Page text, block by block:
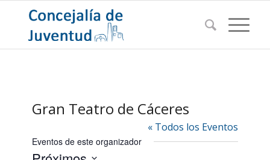
Gran Teatro de Cáceres
« Todos los Eventos
Eventos de este organizador